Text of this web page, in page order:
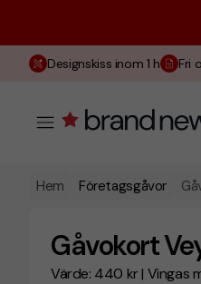
Designskiss inom 1 h Fri
Hem Företagsgåvor
Gåvokort
Värde: 440 kr | Vingas